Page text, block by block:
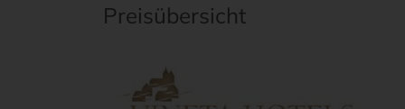
Preisübersicht